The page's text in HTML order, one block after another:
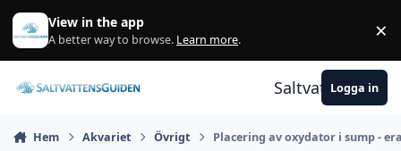
Gå till innehåll
View in the app
A better way to browse. Learn more. ×
Logga in
Hem Akvariet Övrigt Placering av oxydator i sump -